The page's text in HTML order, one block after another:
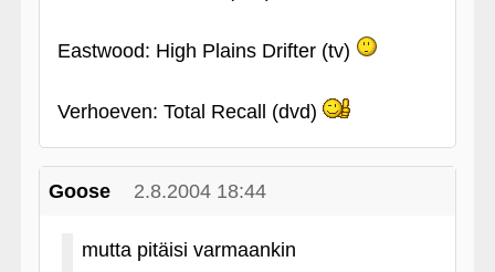
Eastwood: High Plains Drifter (tv)
Verhoeven: Total Recall (dvd)
Goose 2.8.2004 18:44
mutta pitäisi varmaankin